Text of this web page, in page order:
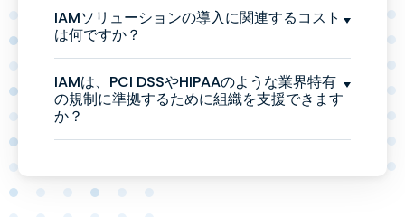
IAMソリューションの導入に関連するコスト
は何ですか？
IAMは、PCI DSSやHIPAAのような業界特有
の規制に準拠するために組織を支援できます
か？